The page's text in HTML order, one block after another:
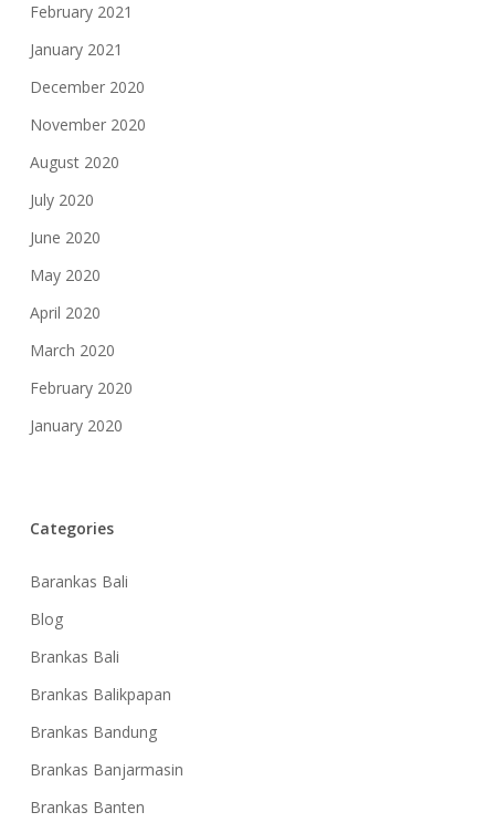
February 2021
January 2021
December 2020
November 2020
August 2020
July 2020
June 2020
May 2020
April 2020
March 2020
February 2020
January 2020
Categories
Barankas Bali
Blog
Brankas Bali
Brankas Balikpapan
Brankas Bandung
Brankas Banjarmasin
Brankas Banten